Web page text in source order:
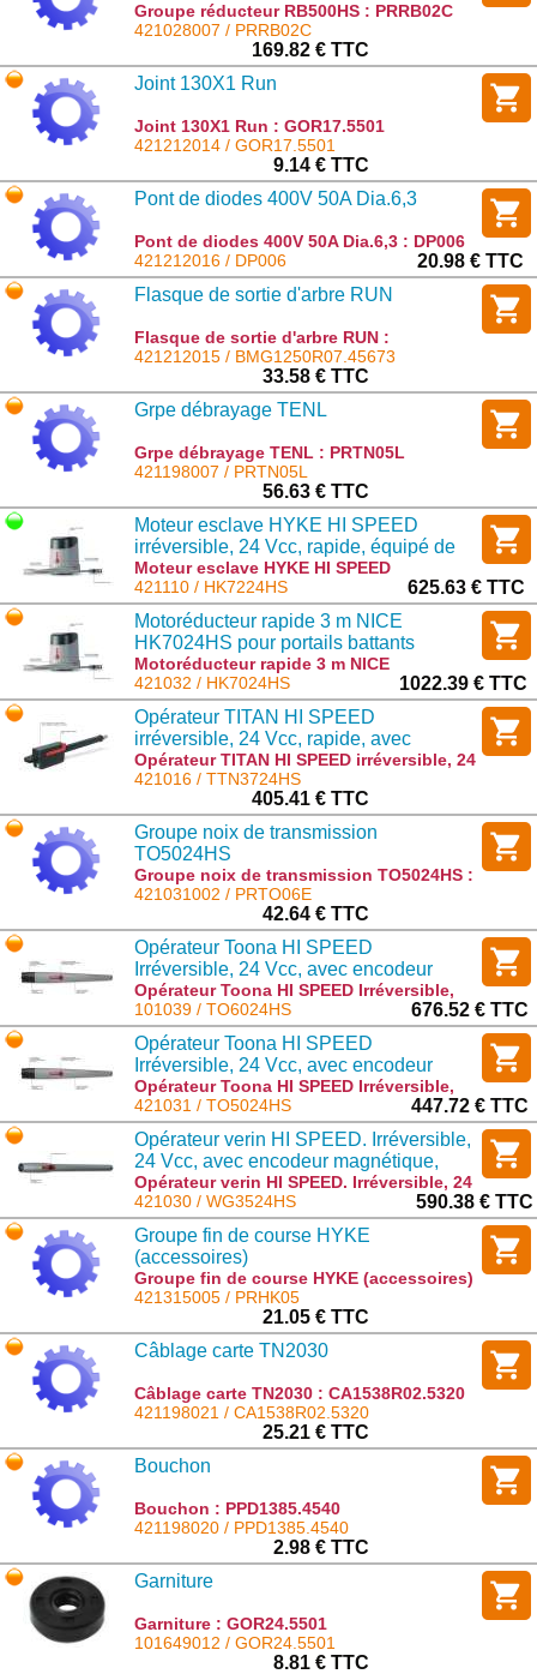
Groupe réducteur RB500HS : PRRB02C
421028007 / PRRB02C
169.82 € TTC
Joint 130X1 Run
Joint 130X1 Run : GOR17.5501
421212014 / GOR17.5501
9.14 € TTC
Pont de diodes 400V 50A Dia.6,3
Pont de diodes 400V 50A Dia.6,3 : DP006
421212016 / DP006
20.98 € TTC
Flasque de sortie d'arbre RUN
Flasque de sortie d'arbre RUN :
BMG1250R07.45673
421212015 / BMG1250R07.45673
33.58 € TTC
Grpe débrayage TENL
Grpe débrayage TENL : PRTN05L
421198007 / PRTN05L
56.63 € TTC
Moteur esclave HYKE HI SPEED
irréversible, 24 Vcc, rapide, équipé de
bras articulé, sans logique intégrée
Moteur esclave HYKE HI SPEED
irréversible, 24 Vcc, rapide, équipé de
bras articulé, sans logique intégrée :
HK7224HS
421110 / HK7224HS
625.63 € TTC
Motoréducteur rapide 3 m NICE
HK7024HS pour portails battants
Motoréducteur rapide 3 m NICE
HK7024HS pour portails battants :
HK7024HS
421032 / HK7024HS
1022.39 € TTC
Opérateur TITAN HI SPEED
irréversible, 24 Vcc, rapide, avec
encodeur magnétique, pour portails
battants avec vantaux pour 3,7 m ou
Opérateur TITAN HI SPEED irréversible, 24
Vcc, rapide, avec encodeur magnétique,
pour portails battants avec vantaux pour
3,7 m ou 450 kg : TTN3724HS
421016 / TTN3724HS
405.41 € TTC
Groupe noix de transmission
TO5024HS
Groupe noix de transmission TO5024HS :
PRTO06E
421031002 / PRTO06E
42.64 € TTC
Opérateur Toona HI SPEED
Irréversible, 24 Vcc, avec encodeur
magnétique, butée mécanique en
ouverture pour battant pour 6m
Opérateur Toona HI SPEED Irréversible,
24 Vcc, avec encodeur magnétique,
butée mécanique en ouverture pour
battant pour 6m : TO6024HS
101039 / TO6024HS
676.52 € TTC
Opérateur Toona HI SPEED
Irréversible, 24 Vcc, avec encodeur
magnétique, butée mécanique en
ouverture pour battant pour 5m
Opérateur Toona HI SPEED Irréversible,
24 Vcc, avec encodeur magnétique,
butée mécanique en ouverture pour
battant pour 5m : TO5024HS
421031 / TO5024HS
447.72 € TTC
Opérateur verin HI SPEED. Irréversible,
24 Vcc, avec encodeur magnétique,
butée mécanique en ouverture, pour
batant pour 3m par battant.
Opérateur verin HI SPEED. Irréversible, 24
Vcc, avec encodeur magnétique, butée
mécanique en ouverture, pour batant
pour 3m par battant. : WG3524HS
421030 / WG3524HS
590.38 € TTC
Groupe fin de course HYKE
(accessoires)
Groupe fin de course HYKE (accessoires)
: PRHK05
421315005 / PRHK05
21.05 € TTC
Câblage carte TN2030
Câblage carte TN2030 : CA1538R02.5320
421198021 / CA1538R02.5320
25.21 € TTC
Bouchon
Bouchon : PPD1385.4540
421198020 / PPD1385.4540
2.98 € TTC
Garniture
Garniture : GOR24.5501
101649012 / GOR24.5501
8.81 € TTC